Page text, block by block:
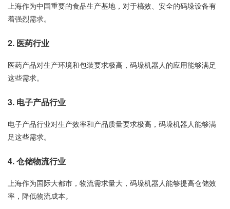
上海作为中国重要的食品生产基地，对于槁效、安全的码垛设备有
着强烈需求。
2. 医药行业
医药产品对生产环境和包装要求极高，码垛机器人的应用能够满足
这些需求。
3. 电子产品行业
电子产品行业对生产效率和产品质量要求极高，码垛机器人能够满
足这些需求。
4. 仓储物流行业
上海作为国际大都市，物流需求量大，码垛机器人能够提高仓储效
率，降低物流成本。